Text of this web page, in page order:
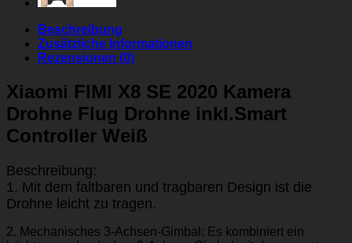
Beschreibung
Zusätzliche Informationen
Rezensionen (0)
Xiaomi FIMI X8 SE 2020 Kamera
Drohne Flug Drohne inkl.Smart
Controller Weiß
Beschreibung:
1. Mit dem faltbaren und tragbaren Design ist die
Drohne leicht zu tragen.
2. Mechanisches 3-Achsen-Gimbal: Es kombiniert ein